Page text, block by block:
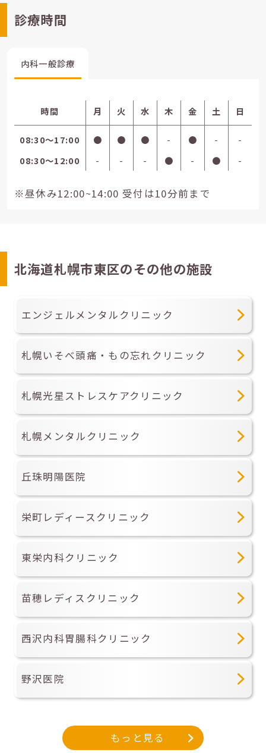
診療時間
内科一般診療
時間 月 火 水 木 金 土 日
08:30〜17:00 ● ● ● - ● -
-
08:30〜12:00
- - - ● - ● -
※昼休み12:00~14:00 受付は10分前まで
北海道札幌市東区のその他の施設
エンジェルメンタルクリニック
札幌いそべ頭痛・もの忘れクリニック
札幌光星ストレスケアクリニック
札幌メンタルクリニック
丘珠明陽医院
栄町レディースクリニック
東栄内科クリニック
苗穂レディスクリニック
西沢内科胃腸科クリニック
野沢医院
もっと見る